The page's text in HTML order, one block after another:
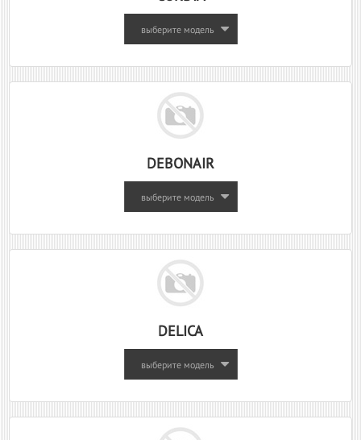
выберите модель
DEBONAIR
выберите модель
DELICA
выберите модель